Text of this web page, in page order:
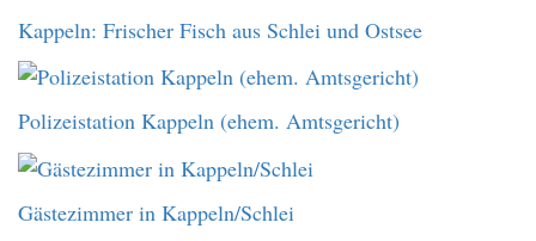
Kappeln: Frischer Fisch aus Schlei und Ostsee
Polizeistation Kappeln (ehem. Amtsgericht)
Gästezimmer in Kappeln/Schlei